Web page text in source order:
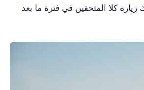
زيارة كلا المتحفين في فترة ما بعد